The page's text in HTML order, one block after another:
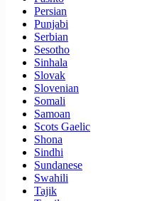
Persian
Punjabi
Serbian
Sesotho
Sinhala
Slovak
Slovenian
Somali
Samoan
Scots Gaelic
Shona
Sindhi
Sundanese
Swahili
Tajik